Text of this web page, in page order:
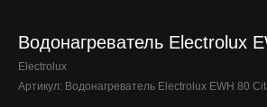
Водонагреватель Electrolux
Electrolux
Артикул: Водонагреватель Electrolux EWH 80